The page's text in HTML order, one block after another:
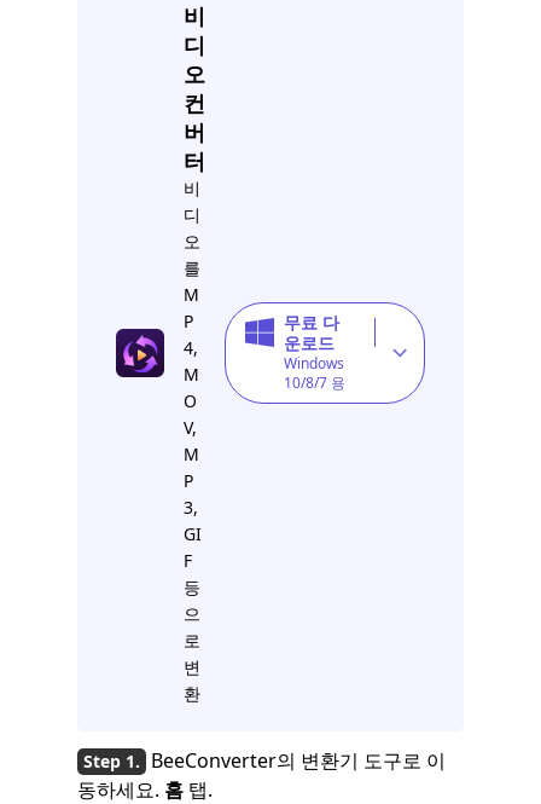
비
디
오
컨
버
터
비
디
오
를
M
P
4,
M
O
V,
M
P
3,
GI
F
등
으
로
변
환
무료 다
운로드
Windows
10/8/7 용
BeeConverter의 변환기 도구로 이
동하세요. 홈 탭.